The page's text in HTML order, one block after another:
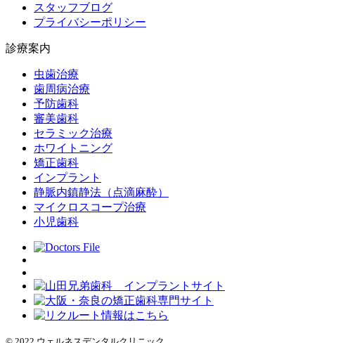
スタッフブログ
プライバシーポリシー
診療案内
虫歯治療
歯周病治療
予防歯科
審美歯科
セラミック治療
ホワイトニング
矯正歯科
インプラント
静脈内鎮静法（点滴麻酔）
マイクロスコープ治療
小児歯科